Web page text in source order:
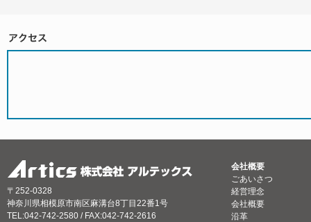
〒252-0328
神奈川県相模原市南区麻溝台8丁目22番1号
TEL:042-742-2580 / FAX:042-742-2616
会社概要
ごあいさつ
経営理念
会社概要
沿革